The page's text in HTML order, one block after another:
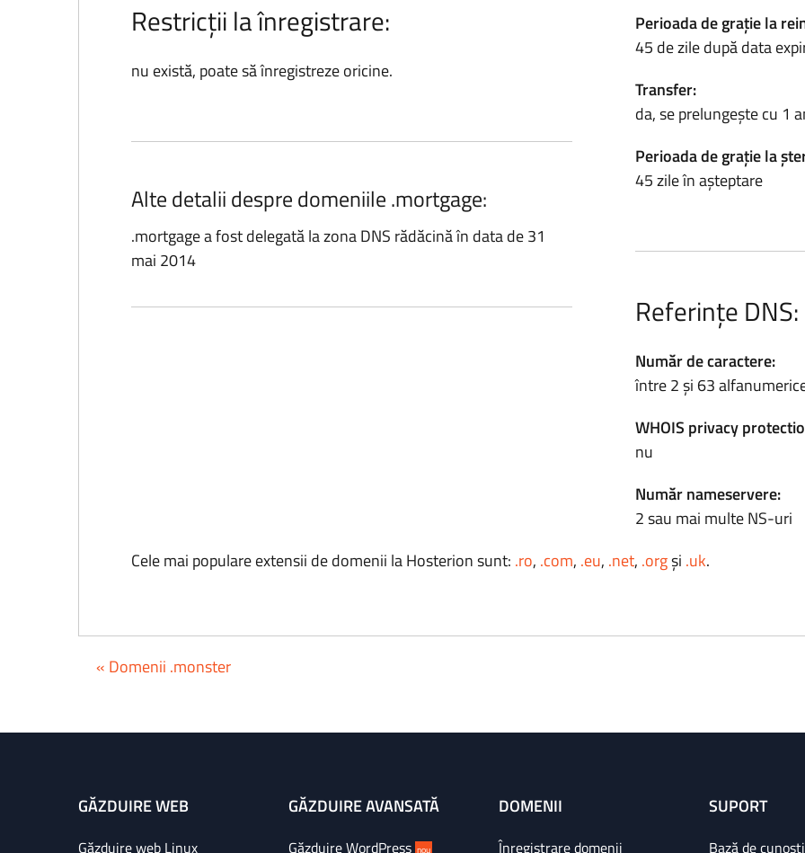
Restricții la înregistrare:
nu există, poate să înregistreze oricine.
Alte detalii despre domeniile .mortgage:
.mortgage a fost delegată la zona DNS rădăcină în data de 31
mai 2014
Perioada de grație la
45 de zile după data
Transfer:
da, se prelungește cu 1
Perioada de grație la
45 zile în așteptare
Referințe DNS:
Număr de caractere:
între 2 și 63
WHOIS privacy
nu
Număr nameservere:
2 sau mai multe NS-uri
Cele mai populare extensii de domenii la Hosterion sunt: .ro, .com, .eu, .net, .orgși .uk.
« Domenii .monster
GĂZDUIRE WEB
Găzduire web Linux
GĂZDUIRE AVANSATĂ
Găzduire WordPress nou
DOMENII
Înregistrare domenii
SUPORT
Bază de